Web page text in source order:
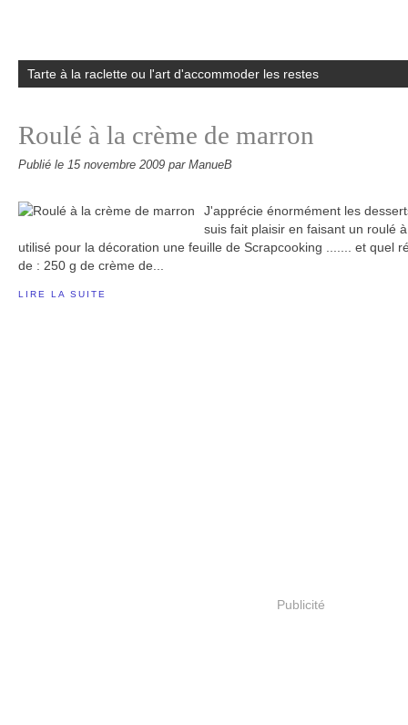
Tarte à la raclette ou l'art d'accommoder les restes
Roulé à la crème de marron
Publié le 15 novembre 2009 par ManueB
J'apprécie énormément les
suis fait plaisir en faisant un roulé
utilisé pour la décoration une feuille de Scrapcooking ....... et quel
de : 250 g de crème de...
LIRE LA SUITE
Publicité